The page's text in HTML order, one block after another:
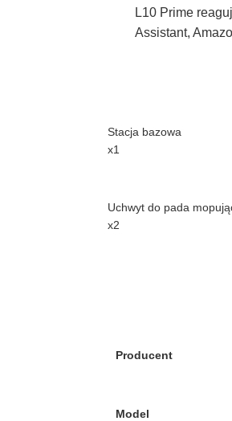
L10 Prime
Assistant,
Stacja bazowa
x1
Uchwyt do pada
x2
Producent
Model